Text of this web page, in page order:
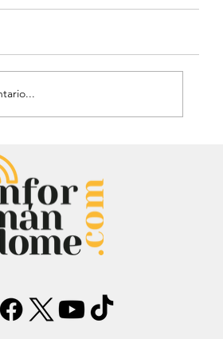
triunfo de Venezuela en
de Béisbol: Le
a Dios